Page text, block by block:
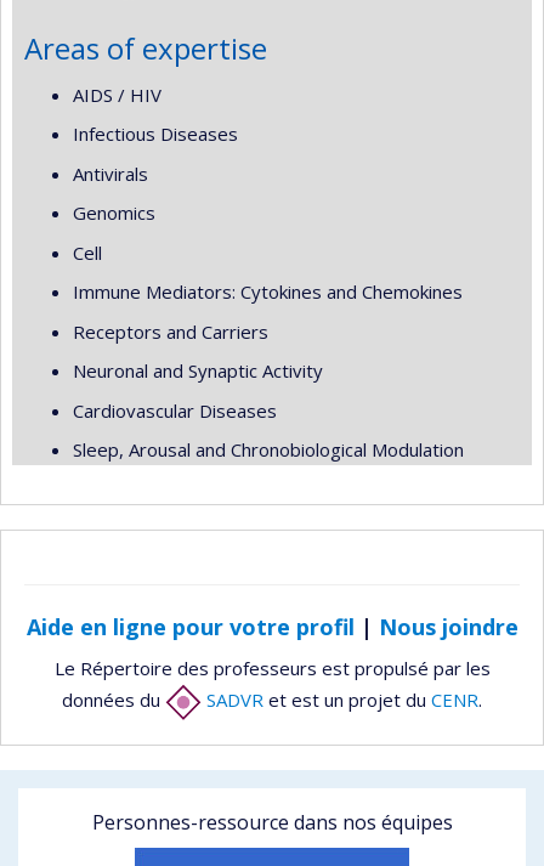
Areas of expertise
AIDS / HIV
Infectious Diseases
Antivirals
Genomics
Cell
Immune Mediators: Cytokines and Chemokines
Receptors and Carriers
Neuronal and Synaptic Activity
Cardiovascular Diseases
Sleep, Arousal and Chronobiological Modulation
Aide en ligne pour votre profil | Nous joindre
Le Répertoire des professeurs est propulsé par les
données du
SADVR et est un projet du CENR.
Personnes-ressource dans nos équipes